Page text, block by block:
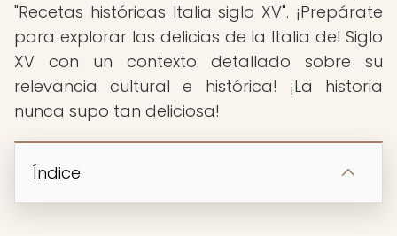
"Recetas históricas Italia siglo XV". ¡Prepárate
para explorar las delicias de la Italia del Siglo
XV con un contexto detallado sobre su
relevancia cultural e histórica! ¡La historia
nunca supo tan deliciosa!
Índice